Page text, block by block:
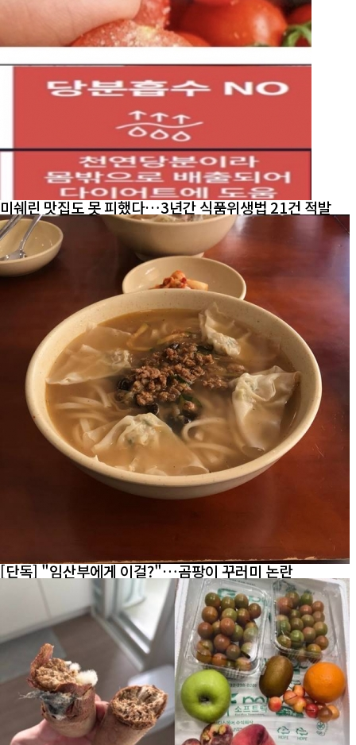
미쉐린 맛집도 못 피했다…3년간 식품위생법 21건 적발
[단독] "임산부에게 이걸?"…곰팡이 꾸러미 논란